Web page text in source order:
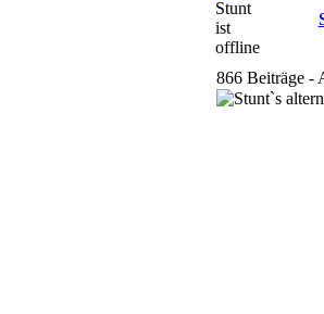
866 Beiträge -